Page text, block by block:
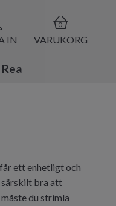
IN
0
VARUKORG
Rea
ett enhetligt och
särskilt bra att
du strimla